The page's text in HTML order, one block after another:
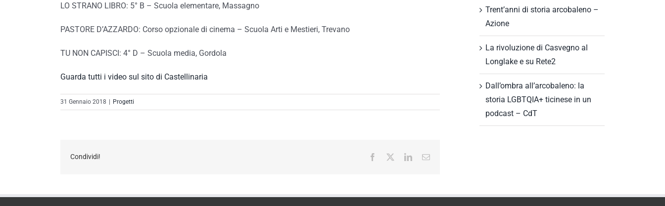
LO STRANO LIBRO: 5° B – Scuola elementare, Massagno
PASTORE D’AZZARDO: Corso opzionale di cinema – Scuola Arti e Mestieri, Trevano
TU NON CAPISCI: 4° D – Scuola media, Gordola
Guarda tutti i video sul sito di Castellinaria
31 Gennaio 2018 | Progetti
Condividi! Facebook LinkedInEmail
Trent’anni di storia arcobaleno –
Azione
La rivoluzione di Casvegno al
Longlake e su Rete2
Dall’ombra all’arcobaleno: la
storia LGBTQIA+ ticinese in un
podcast – CdT